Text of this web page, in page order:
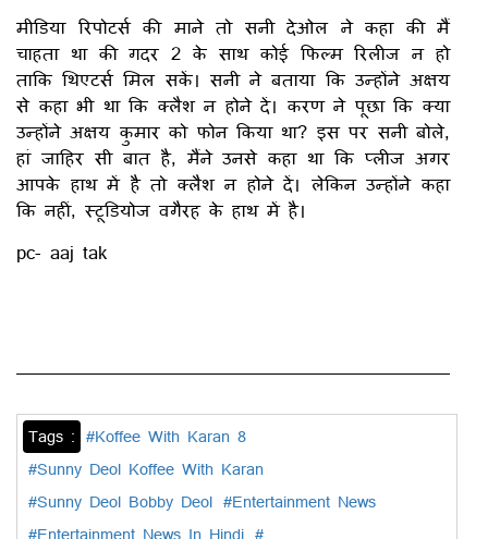
मीडिया रिपोटर्स की माने तो सनी देओल ने कहा की मैं
चाहता था की गदर 2 के साथ कोई फिल्म रिलीज न हो
ताकि थिएटर्स मिल सकें। सनी ने बताया कि उन्होंने अक्षय
से कहा भी था कि क्लैश न होने दें। करण ने पूछा कि क्या
उन्होंने अक्षय कुमार को फोन किया था? इस पर सनी बोले,
हां जाहिर सी बात है, मैंने उनसे कहा था कि प्लीज अगर
आपके हाथ में है तो क्लैश न होने दें। लेकिन उन्होंने कहा
कि नहीं, स्टूडियोज वगैरह के हाथ में है।
pc- aaj tak
Tags : #Koffee With Karan 8
#Sunny Deol Koffee With Karan
#Sunny Deol Bobby Deol #Entertainment News
#Entertainment News In Hindi #